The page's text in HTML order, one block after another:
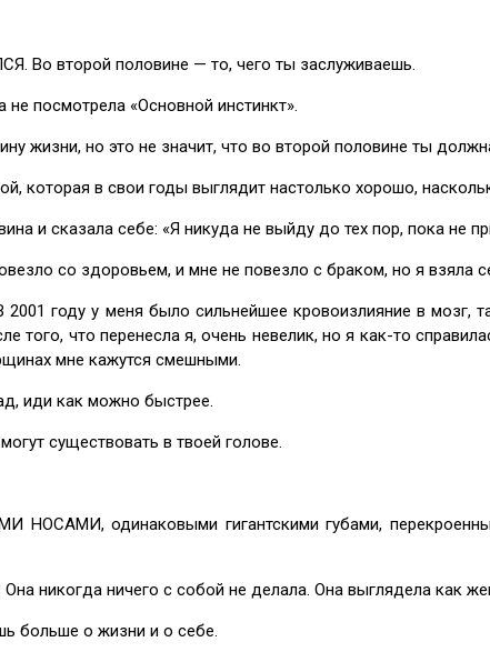
второй половине — то, чего ты заслуживаешь.
посмотрела «Основной инстинкт».
но это не значит, что во второй половине ты должна
в свои годы выглядит настолько хорошо,
сказала себе: «Я никуда не выйду до тех пор, пока не
здоровьем, и мне не повезло с браком, но я взяла
у меня было сильнейшее кровоизлияние в мозг,
того, что перенесла я, очень невелик, но я как-то
мне кажутся смешными.
иди как можно быстрее.
существовать в твоей голове.
одинаковыми гигантскими губами,
ничего с собой не делала. Она выглядела как
о жизни и о себе.